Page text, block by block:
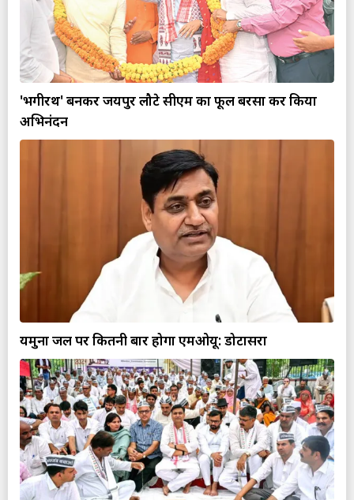
'भगीरथ' बनकर जयपुर लौटे सीएम का फूल बरसा कर किया
अभिनंदन
यमुना जल पर कितनी बार होगा एमओयू: डोटासरा